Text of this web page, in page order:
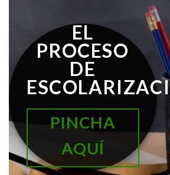
EL
PROCESO
DE
PINCHA
AQUÍ